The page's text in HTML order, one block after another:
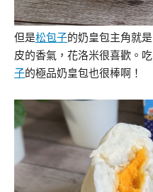
但是松包子的奶皇包主角就
皮的香氣，花洛米很喜歡。
子的極品奶皇包也很棒啊！